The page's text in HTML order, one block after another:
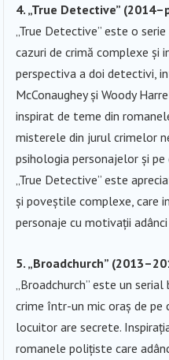
4. „True Detective”
„True Detective” este o
cazuri de crimă complexe și
perspectiva a doi detectivi,
McConaughey și Woody
inspirat de teme din
misterele din jurul crimelor
psihologia personajelor și
„True Detective” este
și poveștile complexe, care
personaje cu motivații
5. „Broadchurch”
„Broadchurch” este un
crime într-un mic oraș de pe
locuitor are secrete.
romanele polițiste care